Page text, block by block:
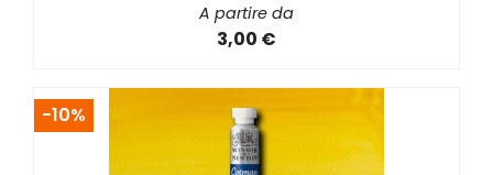
A partire da
3,00 €
-10%